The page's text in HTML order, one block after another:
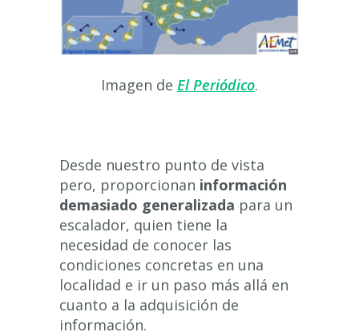
Imagen de El Periódico.
Desde nuestro punto de vista
pero, proporcionan información
demasiado generalizada para un
escalador, quien tiene la
necesidad de conocer las
condiciones concretas en una
localidad e ir un paso más allá en
cuanto a la adquisición de
información.